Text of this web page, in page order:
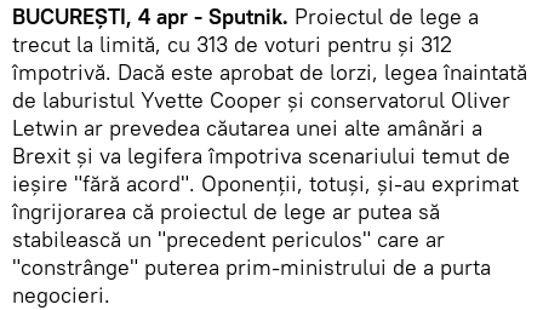
BUCUREŞTI, 4 apr - Sputnik. Proiectul de lege a
trecut la limită, cu 313 de voturi pentru și 312
împotrivă. Dacă este aprobat de lorzi, legea înaintată
de laburistul Yvette Cooper și conservatorul Oliver
Letwin ar prevedea căutarea unei alte amânări a
Brexit și va legifera împotriva scenariului temut de
ieşire "fără acord". Oponenții, totuși, și-au exprimat
îngrijorarea că proiectul de lege ar putea să
stabilească un "precedent periculos" care ar
"constrânge" puterea prim-ministrului de a purta
negocieri.